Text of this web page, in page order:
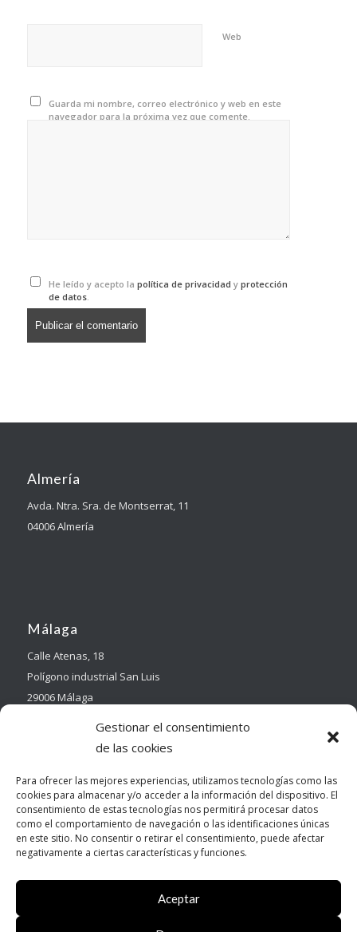
Gestionar el consentimiento
de las cookies
Para ofrecer las mejores experiencias, utilizamos tecnologías como las
cookies para almacenar y/o acceder a la información del dispositivo. El
consentimiento de estas tecnologías nos permitirá procesar datos
como el comportamiento de navegación o las identificaciones únicas
en este sitio. No consentir o retirar el consentimiento, puede afectar
negativamente a ciertas características y funciones.
Aceptar
Web
Guarda mi nombre, correo electrónico y web en este
navegador para la próxima vez que comente.
He leído y acepto lapolítica de privacidad yprotección
de datos.
Almería
Avda. Ntra. Sra. de Montserrat, 11
04006 Almería
Málaga
Calle Atenas, 18
Polígono industrial San Luis
29006 Málaga
Contacto
Tel:950 14 25 24
Email:info@electricidadmoya.com